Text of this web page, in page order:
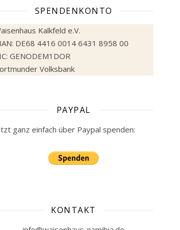
SPENDENKONTO
Kalkfeld e.V.
DE68 4416 0014 6431 8958 00
GENODEM1DOR
Volksbank
PAYPAL
ganz einfach über Paypal spenden:
KONTAKT